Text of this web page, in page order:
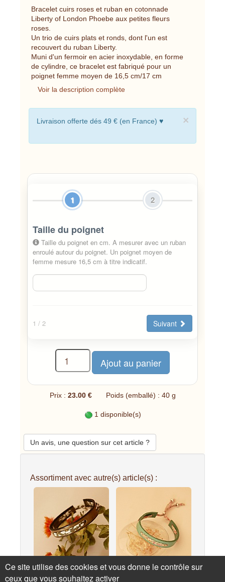
Bracelet cuirs roses et ruban en cotonnade
Liberty of London Phoebe aux petites fleurs
roses.
Un trio de cuirs plats et ronds, dont l'un est
recouvert du ruban Liberty.
Muni d'un fermoir en acier inoxydable, en forme
de cylindre, ce bracelet est fabriqué pour un
poignet femme moyen de 16,5 cm/17 cm
Voir la description complète
×
Livraison offerte dés 49 € (en France) ♥
1 2
Taille du poignet
Taille du poignet en cm. A mesurer avec un ruban
enroulé autour du poignet. Un poignet moyen de
femme mesure 16,5 cm à titre indicatif.
1 / 2 Suivant
Prix : 23.00 € Poids (emballé) : 40 g
1 disponible(s)
Un avis, une question sur cet article ?
Assortiment avec autre(s) article(s) :
Bracelet Florâme au
Ce site utilise des cookies et vous donne le contrôle sur
ceux que vous souhaitez activer